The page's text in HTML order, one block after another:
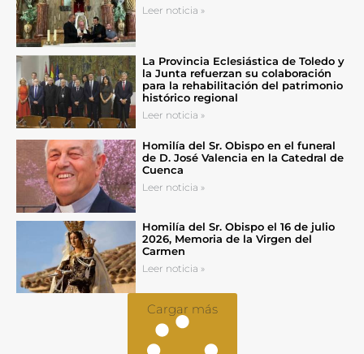
Leer noticia »
La Provincia Eclesiástica de Toledo y
la Junta refuerzan su colaboración
para la rehabilitación del patrimonio
histórico regional
Leer noticia »
Homilía del Sr. Obispo en el funeral
de D. José Valencia en la Catedral de
Cuenca
Leer noticia »
Homilía del Sr. Obispo el 16 de julio
2026, Memoria de la Virgen del
Carmen
Leer noticia »
Cargar más